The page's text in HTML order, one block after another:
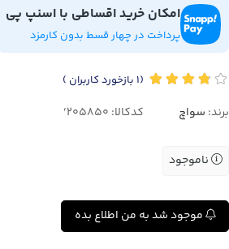
امکان خرید اقساطی با اسنپ پی
پرداخت در چهار قسط بدون کارمزد
(1 بازخورد کاربران )
برند: سواچ کدکالا:
ناموجود
موجود شد به من اطلاع بده